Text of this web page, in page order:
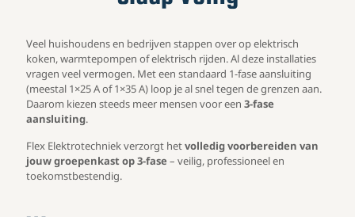
Veel huishoudens en bedrijven stappen over op elektrisch
koken, warmtepompen of elektrisch rijden. Al deze installaties
vragen veel vermogen. Met een standaard 1-fase aansluiting
(meestal 1×25 A of 1×35 A) loop je al snel tegen de grenzen aan.
Daarom kiezen steeds meer mensen voor een 3-fase
aansluiting.
Flex Elektrotechniek verzorgt hetvolledig voorbereiden van
jouw groepenkast op 3-fase – veilig, professioneel en
toekomstbestendig.